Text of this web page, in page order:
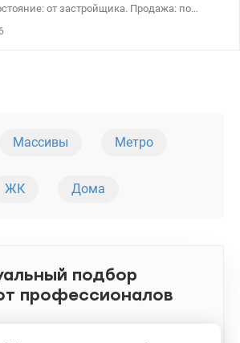
Массивы Метро
ЖК Дома
подбор
профессионалов